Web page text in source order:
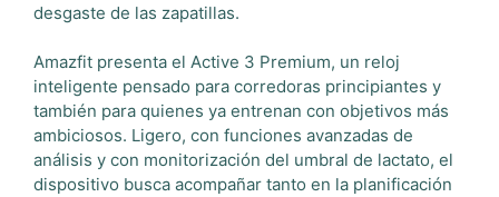
desgaste de las zapatillas.
Amazfit presenta el Active 3 Premium, un reloj
inteligente pensado para corredoras principiantes y
también para quienes ya entrenan con objetivos más
ambiciosos. Ligero, con funciones avanzadas de
análisis y con monitorización del umbral de lactato, el
dispositivo busca acompañar tanto en la planificación